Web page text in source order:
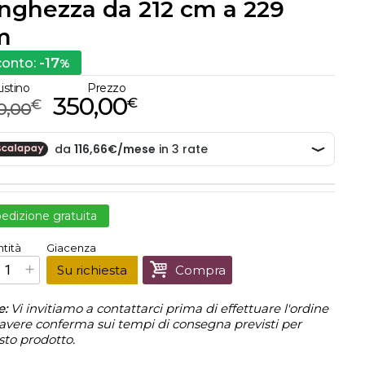
da 212 cm a 229
-17%
€
Prezzo
€
350,00
gratuita
Prezzo finale:€350,00
Giacenza
Su richiesta Compra
Vi invitiamo a contattarci prima di effettuare l'ordine
conferma sui tempi di consegna previsti per
prodotto.